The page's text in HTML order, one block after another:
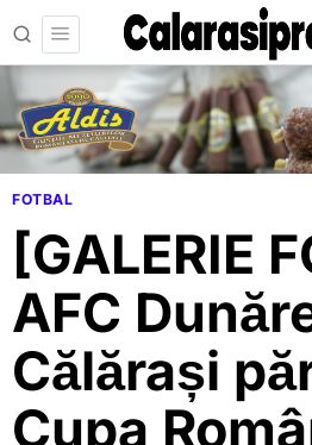
FOTBAL
[GALERIE
AFC
Călărași
Cupa